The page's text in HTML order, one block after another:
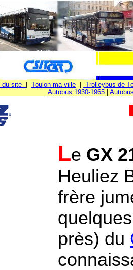
du site Toulon ma ville
Trolleybus de
Autobus 1930-1965|
Le GX
Heuliez
frère
près) du